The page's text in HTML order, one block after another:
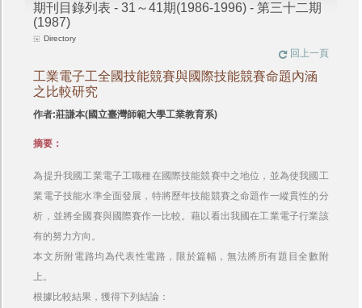
期刊目錄列表 - 31～41期(1986-1996) - 第三十二期
(1987)
Directory
回上一頁
工業電子工全國技能競賽與國際技能競賽命題內涵
之比較研究
作者:莊謙本(國立臺灣師範大學工業教育系)
摘要：
為提升我國工業電子工職種在國際技能競賽中之地位，並為使我國工
業電子技能水準全面發展，特將歷年技能競賽之命題作一縱貫性的分
析，並將全國賽與國際賽作一比較。藉以看出我國在工業電子行業該
有的努力方向。
本文所附電路均為代表性電路，限於篇幅，無法將所有題目全數附
上。
根據比較結果，獲得下列結論：